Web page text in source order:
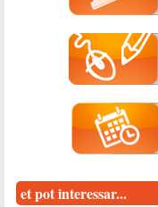
et pot interessar...